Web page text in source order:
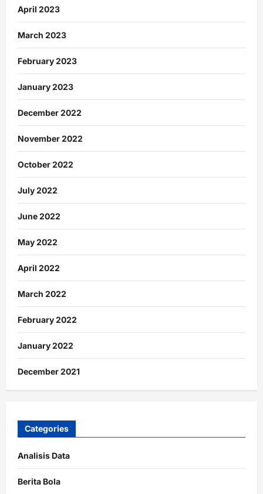
April 2023
March 2023
February 2023
January 2023
December 2022
November 2022
October 2022
July 2022
June 2022
May 2022
April 2022
March 2022
February 2022
January 2022
December 2021
Categories
Analisis Data
Berita Bola